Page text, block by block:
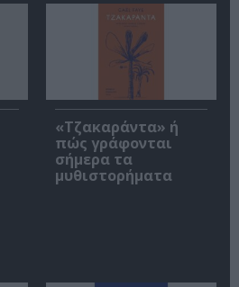
«Τζακαράντα» ή
πώς γράφονται
σήμερα τα
μυθιστορήματα